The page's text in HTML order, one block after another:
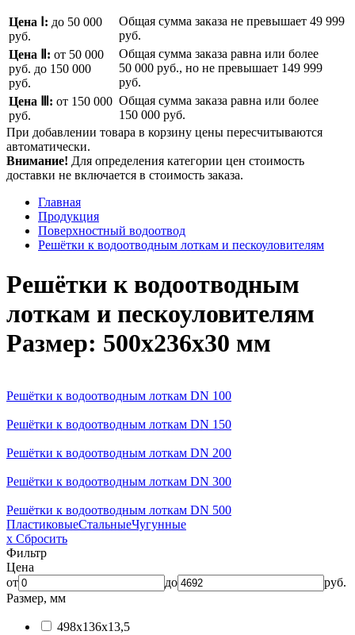
Цена Ⅰ: до 50 000
руб.
Общая сумма заказа не превышает 49 999
руб.
Цена Ⅱ: от 50 000
руб. до 150 000
руб.
Общая сумма заказа равна или более
50 000 руб., но не превышает 149 999
руб.
Цена Ⅲ: от 150 000
руб.
Общая сумма заказа равна или более
150 000 руб.
При добавлении товара в корзину цены пересчитываются
автоматически.
Внимание! Для определения категории цен стоимость
доставки не включается в стоимость заказа.
Главная
Продукция
Поверхностный водоотвод
Решётки к водоотводным лоткам и пескоуловителям
Решётки к водоотводным
лоткам и пескоуловителям
Размер: 500х236х30 мм
Решётки к водоотводным лоткам DN 100
Решётки к водоотводным лоткам DN 150
Решётки к водоотводным лоткам DN 200
Решётки к водоотводным лоткам DN 300
Решётки к водоотводным лоткам DN 500
ПластиковыеСтальныеЧугунные
x Сбросить
Фильтр
Цена
от
до
руб.
Размер, мм
498х136х13,5